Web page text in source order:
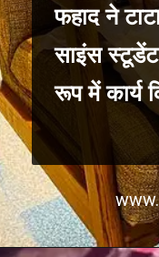
फहाद ने
साइंस
रूप में कार्य